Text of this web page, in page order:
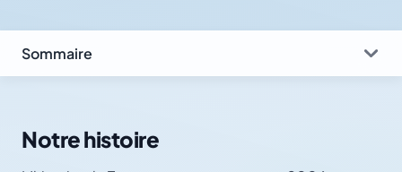
Sommaire
Notre histoire